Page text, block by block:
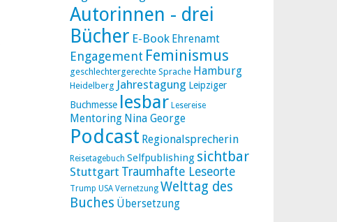
Autorinnen - drei
Bücher E-Book Ehrenamt
Engagement Feminismus
geschlechtergerechte Sprache Hamburg
Heidelberg Jahrestagung Leipziger
Buchmesse lesbar Lesereise
Mentoring Nina George
Podcast Regionalsprecherin
Reisetagebuch Selfpublishing sichtbar
Stuttgart Traumhafte Leseorte
Trump USA Vernetzung Welttag des
Buches Übersetzung